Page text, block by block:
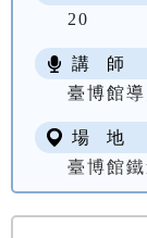
20
講 師
臺博館
場 地
臺博館